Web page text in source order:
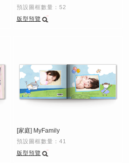
預設圖框數量：52
版型預覽
[家庭] MyFamily
預設圖框數量：41
版型預覽